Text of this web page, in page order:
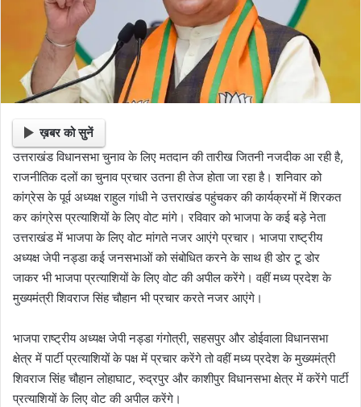
ख़बर को सुनें
उत्तराखंड विधानसभा चुनाव के लिए मतदान की तारीख जितनी नजदीक आ रही है,
राजनीतिक दलों का चुनाव प्रचार उतना ही तेज होता जा रहा है। शनिवार को
कांग्रेस के पूर्व अध्यक्ष राहुल गांधी ने उत्तराखंड पहुंचकर की कार्यक्रमों में शिरकत
कर कांग्रेस प्रत्याशियों के लिए वोट मांगे। रविवार को भाजपा के कई बड़े नेता
उत्तराखंड में भाजपा के लिए वोट मांगते नजर आएंगे प्रचार। भाजपा राष्ट्रीय
अध्यक्ष जेपी नड्डा कई जनसभाओं को संबोधित करने के साथ ही डोर टू डोर
जाकर भी भाजपा प्रत्याशियों के लिए वोट की अपील करेंगे। वहीं मध्य प्रदेश के
मुख्यमंत्री शिवराज सिंह चौहान भी प्रचार करते नजर आएंगे।
भाजपा राष्ट्रीय अध्यक्ष जेपी नड्डा गंगोत्री, सहसपुर और डोईवाला विधानसभा
क्षेत्र में पार्टी प्रत्याशियों के पक्ष में प्रचार करेंगे तो वहीं मध्य प्रदेश के मुख्यमंत्री
शिवराज सिंह चौहान लोहाघाट, रुद्रपुर और काशीपुर विधानसभा क्षेत्र में करेंगे पार्टी
प्रत्याशियों के लिए वोट की अपील करेंगे।